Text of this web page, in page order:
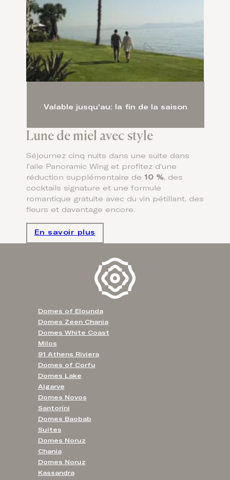
Lune de miel avec style
Séjournez cinq nuits dans une suite dans
l’aile Panoramic Wing et profitez d’une
réduction supplémentaire de 10 %, des
cocktails signature et une formule
romantique gratuite avec du vin pétillant, des
fleurs et davantage encore.
En savoir plus
Valable jusqu'au: la fin de la saison
Domes of Elounda
Domes Zeen Chania
Domes White Coast
Milos
91 Athens Riviera
Domes of Corfu
Domes Lake
Algarve
Domes Novos
Santorini
Domes Baobab
Suites
Domes Noruz
Chania
Domes Noruz
Kassandra